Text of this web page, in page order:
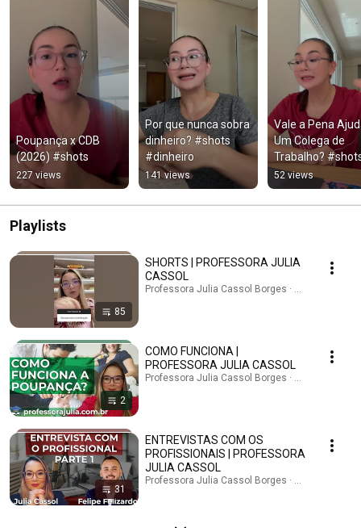
Poupança x CDB
(2026) #shots
227 views
Por que nunca sobra
dinheiro? #shots
#dinheiro
141 views
Vale a Pena
Um Colega de
Trabalho?
52 views
Playlists
85
SHORTS | PROFESSORA JULIA
CASSOL
Professora Julia Cassol Borges · Playlist
2
COMO FUNCIONA |
PROFESSORA JULIA CASSOL
Professora Julia Cassol Borges · Playlist
31
ENTREVISTAS COM OS
PROFISSIONAIS | PROFESSORA
JULIA CASSOL
Professora Julia Cassol Borges · Playlist